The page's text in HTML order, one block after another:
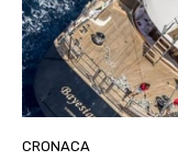
CRONACA